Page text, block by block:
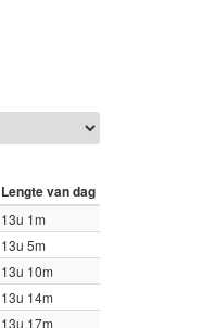
Lengte van dag
13u 1m
13u 5m
13u 10m
13u 14m
13u 17m